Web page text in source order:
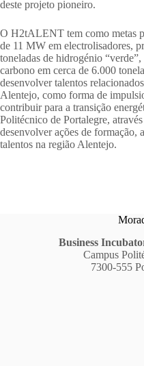
deste projeto pioneiro.
O H2tALENT tem como metas
de 11 MW em electrolisadores,
toneladas de hidrogénio
carbono em cerca de 6.000
desenvolver talentos
Alentejo, como forma de
contribuir para a transição
Politécnico de Portalegre,
desenvolver ações de formação,
talentos na região Alentejo.
Business
Campus
7300-555